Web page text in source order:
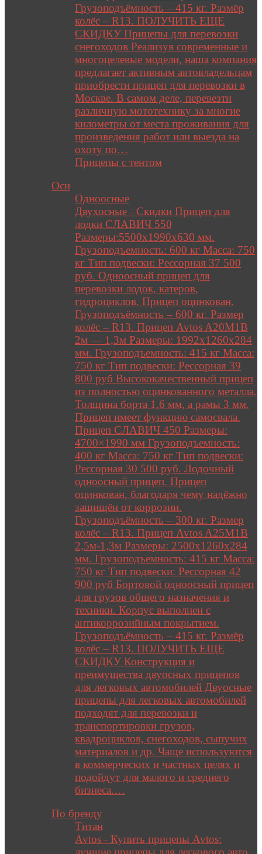
Грузоподъёмность – 415 кг. Размёр
колёс – R13. ПОЛУЧИТЬ ЕЩЕ
СКИДКУ Прицепы для перевозки
снегоходов Реализуя современные и
многоцелевые модели, наша компания
предлагает активным автовладельцам
приобрести прицеп для перевозки в
Москве. В самом деле, перевезти
различную мототехнику за многие
километры от места проживания для
произведения работ или выезда на
охоту по…
Прицепы с тентом
Оси
Одноосные
Двухосные – Скидки Прицеп для
лодки СЛАВИЧ 550
Размеры:5500х1990х630 мм.
Грузоподъемность: 600 кг Масса: 750
кг Тип подвески: Рессорная 37 500
руб. Одноосный прицеп для
перевозки лодок, катеров,
гидроциклов. Прицеп оцинкован.
Грузоподъёмность – 600 кг. Размер
колёс – R13. Прицеп Avtos A20M1B
2м — 1,3м Размеры: 1992х1260х284
мм. Грузоподъемность: 415 кг Масса:
750 кг Тип подвески: Рессорная 39
800 руб Высококачественный прицеп
из полностью оцинкованного металла.
Толщина борта 1,6 мм, а рамы 3 мм.
Прицеп имеет функцию самосвала.
Прицеп СЛАВИЧ 450 Размеры:
4700×1990 мм Грузоподъемность:
400 кг Масса: 750 кг Тип подвески:
Рессорная 30 500 руб. Лодочный
одноосный прицеп. Прицеп
оцинкован, благодаря чему надёжно
защищён от коррозии.
Грузоподъёмность – 300 кг. Размер
колёс – R13. Прицеп Avtos A25M1B
2,5м-1,3м Размеры: 2500х1260х284
мм. Грузоподъемность: 415 кг Масса:
750 кг Тип подвески: Рессорная 42
900 руб Бортовой одноосный прицеп
для грузов общего назначения и
техники. Корпус выполнен с
антикоррозийным покрытием.
Грузоподъёмность – 415 кг. Размёр
колёс – R13. ПОЛУЧИТЬ ЕЩЕ
СКИДКУ Конструкция и
преимущества двуосных прицепов
для легковых автомобилей Двуосные
прицепы для легковых автомобилей
подходят для перевозки и
транспортировки грузов,
квадроциклов, снегоходов, сыпучих
материалов и др. Чаще используются
в коммерческих и частных целях и
подойдут для малого и среднего
бизнеса.…
По бренду
Титан
Avtos – Купить прицепы Avtos: